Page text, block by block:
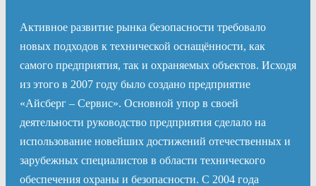
Активное развитие рынка безопасности требовало
новых подходов к технической оснащённости, как
самого предприятия, так и охраняемых объектов. Исходя
из этого в 2007 году было создано предприятие
«Айсберг – Сервис». Основной упор в своей
деятельности руководство предприятия сделало на
использование новейших достижений отечественных и
зарубежных специалистов в области технического
обеспечения охраны и безопасности. С 2004 года